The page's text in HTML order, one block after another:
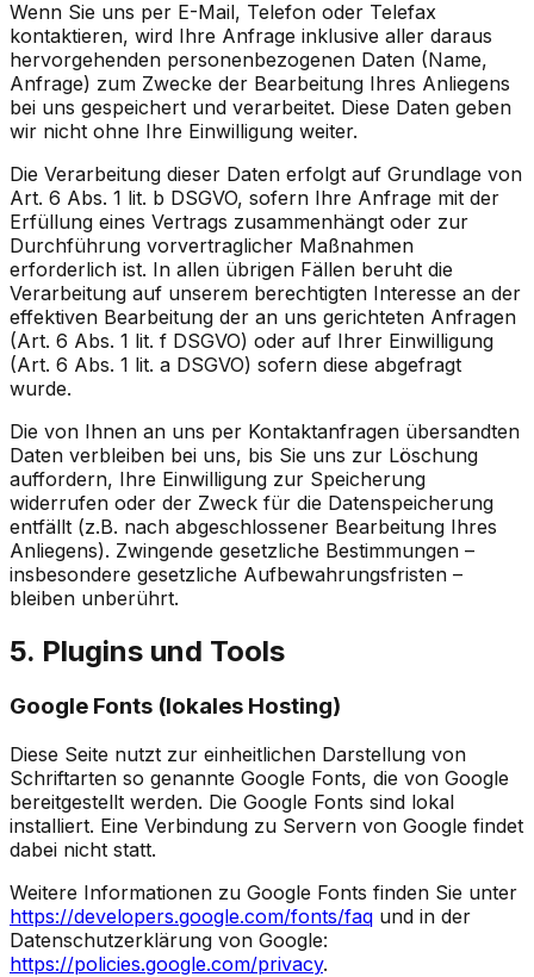
Wenn Sie uns per E-Mail, Telefon oder Telefax
kontaktieren, wird Ihre Anfrage inklusive aller daraus
hervorgehenden personenbezogenen Daten (Name,
Anfrage) zum Zwecke der Bearbeitung Ihres Anliegens
bei uns gespeichert und verarbeitet. Diese Daten geben
wir nicht ohne Ihre Einwilligung weiter.
Die Verarbeitung dieser Daten erfolgt auf Grundlage von
Art. 6 Abs. 1 lit. b DSGVO, sofern Ihre Anfrage mit der
Erfüllung eines Vertrags zusammenhängt oder zur
Durchführung vorvertraglicher Maßnahmen
erforderlich ist. In allen übrigen Fällen beruht die
Verarbeitung auf unserem berechtigten Interesse an der
effektiven Bearbeitung der an uns gerichteten Anfragen
(Art. 6 Abs. 1 lit. f DSGVO) oder auf Ihrer Einwilligung
(Art. 6 Abs. 1 lit. a DSGVO) sofern diese abgefragt
wurde.
Die von Ihnen an uns per Kontaktanfragen übersandten
Daten verbleiben bei uns, bis Sie uns zur Löschung
auffordern, Ihre Einwilligung zur Speicherung
widerrufen oder der Zweck für die Datenspeicherung
entfällt (z.B. nach abgeschlossener Bearbeitung Ihres
Anliegens). Zwingende gesetzliche Bestimmungen –
insbesondere gesetzliche Aufbewahrungsfristen –
bleiben unberührt.
5. Plugins und Tools
Google Fonts (lokales Hosting)
Diese Seite nutzt zur einheitlichen Darstellung von
Schriftarten so genannte Google Fonts, die von Google
bereitgestellt werden. Die Google Fonts sind lokal
installiert. Eine Verbindung zu Servern von Google findet
dabei nicht statt.
Weitere Informationen zu Google Fonts finden Sie unter
https://developers.google.com/fonts/faq und in der
Datenschutzerklärung von Google:
https://policies.google.com/privacy.